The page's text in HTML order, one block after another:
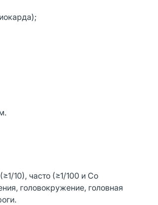
10), часто (≥1/100 и Со
головокружение, головная